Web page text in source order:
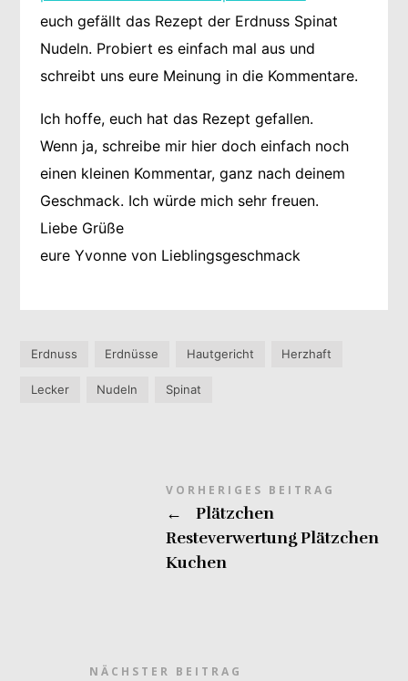
euch gefällt das Rezept der Erdnuss Spinat
Nudeln. Probiert es einfach mal aus und
schreibt uns eure Meinung in die Kommentare.
Ich hoffe, euch hat das Rezept gefallen.
Wenn ja, schreibe mir hier doch einfach noch
einen kleinen Kommentar, ganz nach deinem
Geschmack. Ich würde mich sehr freuen.
Liebe Grüße
eure Yvonne von Lieblingsgeschmack
Erdnuss Erdnüsse Hautgericht Herzhaft
Lecker Nudeln Spinat
VORHERIGES BEITRAG
←
Plätzchen
Resteverwertung Plätzchen
Kuchen
NÄCHSTER BEITRAG